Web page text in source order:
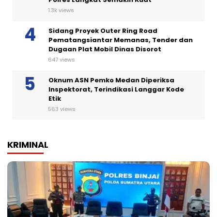
1.3k views
Sidang Proyek Outer Ring Road
Pematangsiantar Memanas, Tender dan
Dugaan Plat Mobil Dinas Disorot
647 views
Oknum ASN Pemko Medan Diperiksa
Inspektorat, Terindikasi Langgar Kode
Etik
563 views
KRIMINAL